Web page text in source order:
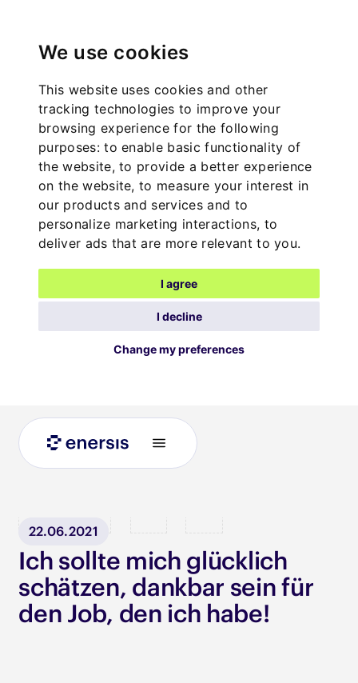
We use cookies
This website uses cookies and other
tracking technologies to improve your
browsing experience for the following
purposes:to enable basic functionality of
the website,to provide a better experience
on the website,to measure your interest in
our products and services and to
personalize marketing interactions, to
deliver ads that are more relevant to you.
I agree
I decline
Change my preferences
Blog
22.06.2021
Ich sollte mich glücklich
schätzen, dankbar sein für
den Job, den ich habe!